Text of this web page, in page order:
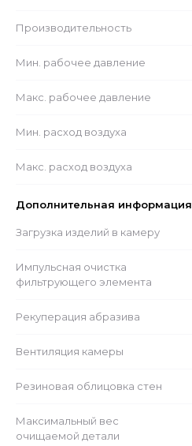
Производительность
Мин. рабочее давление
Макс. рабочее давление
Мин. расход воздуха
Макс. расход воздуха
Дополнительная информация
Загрузка изделий в камеру
Импульсная очистка
фильтрующего элемента
Рекуперация абразива
Вентиляция камеры
Резиновая облицовка стен
Максимальный вес
очищаемой детали